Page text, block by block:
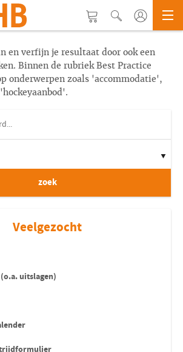
en verfijn je resultaat door ook een
Binnen de rubriek Best Practice
onderwerpen zoals 'accommodatie',
zoek
Veelgezocht
uitslagen)